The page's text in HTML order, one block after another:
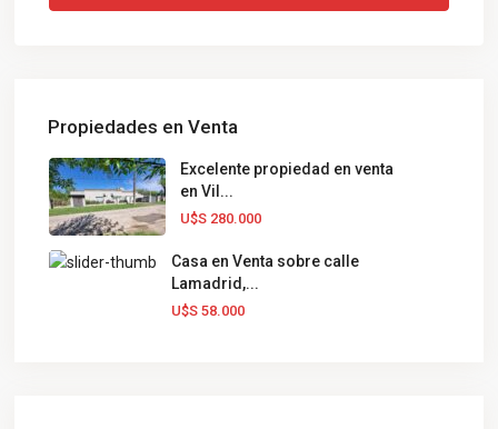
Propiedades en Venta
Excelente propiedad en venta
en Vil...
U$S 280.000
Casa en Venta sobre calle
Lamadrid,...
U$S 58.000